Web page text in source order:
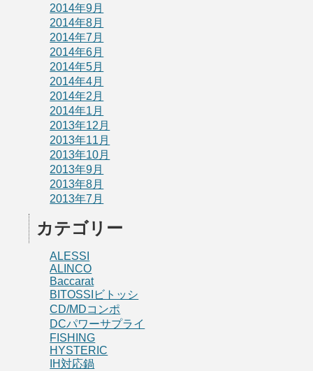
2014年9月
2014年8月
2014年7月
2014年6月
2014年5月
2014年4月
2014年2月
2014年1月
2013年12月
2013年11月
2013年10月
2013年9月
2013年8月
2013年7月
カテゴリー
ALESSI
ALINCO
Baccarat
BITOSSIビトッシ
CD/MDコンポ
DCパワーサプライ
FISHING
HYSTERIC
IH対応鍋